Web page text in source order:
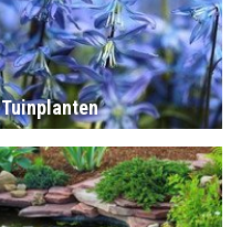
Tuinplanten